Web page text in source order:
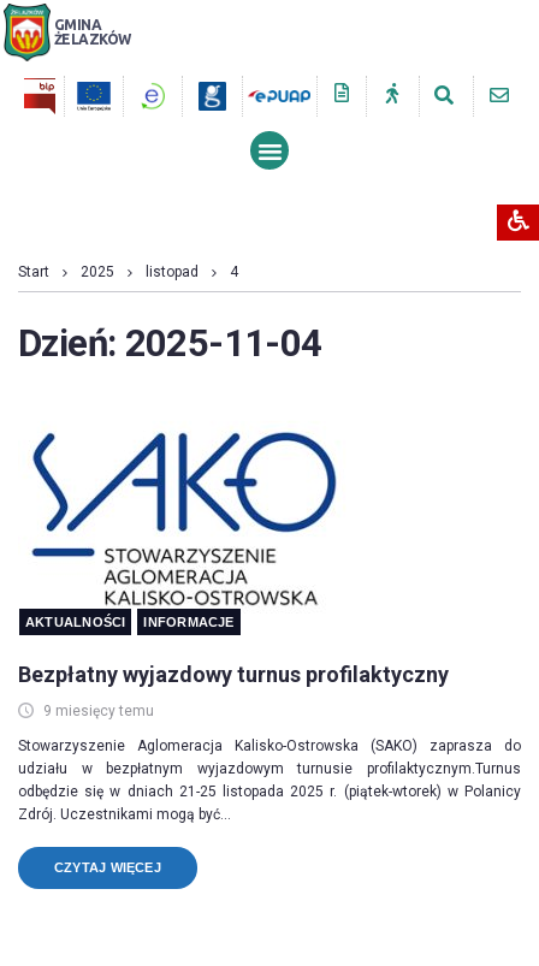
GMINA
ŻELAZKÓW
Start 2025 listopad 4
Dzień: 2025-11-04
AKTUALNOŚCI INFORMACJE
Bezpłatny wyjazdowy turnus profilaktyczny
9 miesięcy temu
Stowarzyszenie Aglomeracja Kalisko-Ostrowska (SAKO) zaprasza do
udziału w bezpłatnym wyjazdowym turnusie profilaktycznym.Turnus
odbędzie się w dniach 21-25 listopada 2025 r. (piątek-wtorek) w Polanicy
Zdrój. Uczestnikami mogą być...
CZYTAJ WIĘCEJ